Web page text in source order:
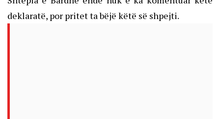
deklaratë, por pritet ta bëjë këtë së shpejti.